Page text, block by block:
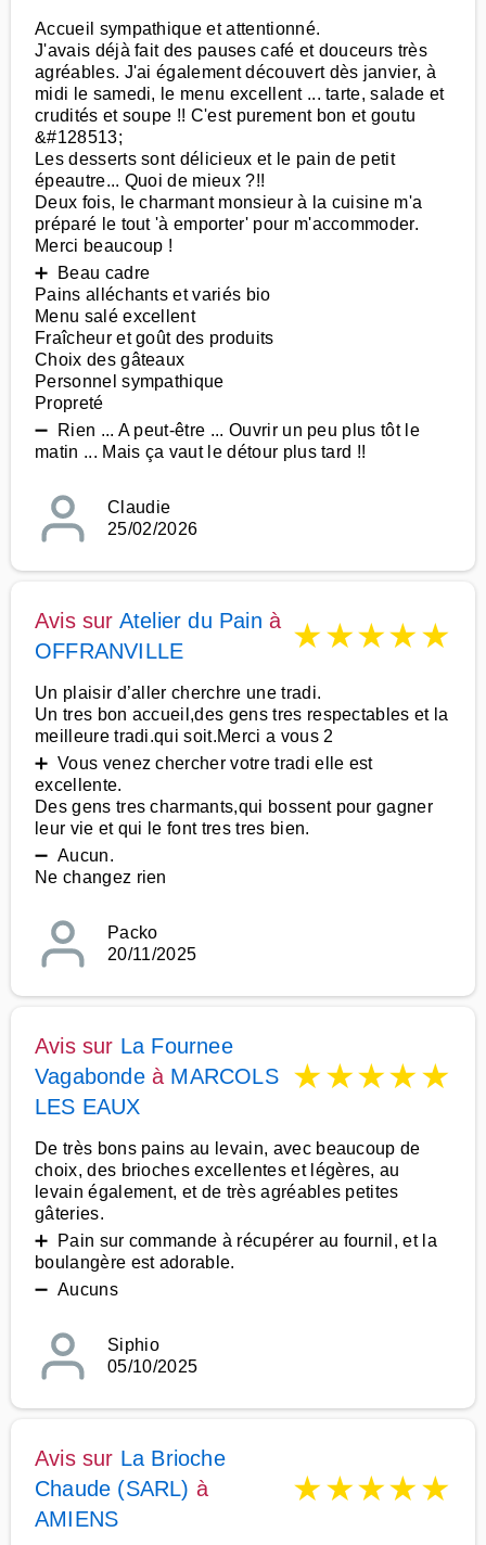
Accueil sympathique et attentionné.
J'avais déjà fait des pauses café et douceurs très
agréables. J'ai également découvert dès janvier, à
midi le samedi, le menu excellent ... tarte, salade et
crudités et soupe !! C'est purement bon et goutu
&#128513;
Les desserts sont délicieux et le pain de petit
épeautre... Quoi de mieux ?!!
Deux fois, le charmant monsieur à la cuisine m'a
préparé le tout 'à emporter' pour m'accommoder.
Merci beaucoup !
➕ Beau cadre
Pains alléchants et variés bio
Menu salé excellent
Fraîcheur et goût des produits
Choix des gâteaux
Personnel sympathique
Propreté
➖ Rien ... A peut-être ... Ouvrir un peu plus tôt le
matin ... Mais ça vaut le détour plus tard !!
Claudie
25/02/2026
Avis sur Atelier du Pain à
OFFRANVILLE
★★★★★
Un plaisir d’aller cherchre une tradi.
Un tres bon accueil,des gens tres respectables et la
meilleure tradi.qui soit.Merci a vous 2
➕ Vous venez chercher votre tradi elle est
excellente.
Des gens tres charmants,qui bossent pour gagner
leur vie et qui le font tres tres bien.
➖ Aucun.
Ne changez rien
Packo
20/11/2025
Avis sur La Fournee
Vagabondeà MARCOLS
LES EAUX
★★★★★
De très bons pains au levain, avec beaucoup de
choix, des brioches excellentes et légères, au
levain également, et de très agréables petites
gâteries.
➕ Pain sur commande à récupérer au fournil, et la
boulangère est adorable.
➖ Aucuns
Siphio
05/10/2025
Avis sur La Brioche
Chaude (SARL) à
AMIENS
★★★★★